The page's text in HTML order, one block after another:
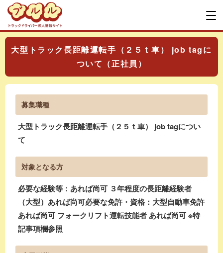
大型トラック長距離運転手（２５ｔ車） job tagに
ついて（正社員）
募集職種
大型トラック長距離運転手（２５ｔ車） job tagについ
て
対象となる方
必要な経験等：あれば尚可 ３年程度の長距離経験者
（大型）あれば尚可必要な免許・資格：大型自動車免許
あれば尚可 フォークリフト運転技能者 あれば尚可 ※特
記事項欄参照